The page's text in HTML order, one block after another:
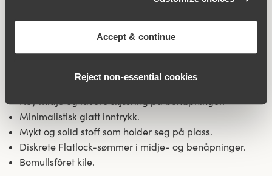
Accept & continue
Reject non‑essential cookies
lett å ta på seg og ikke «setter seg fast». Flatlock-
sømmer i midje- og benåpninger, som gjør at trusen ikke
skjærer seg inn og er veldig diskret under klærne.
Sidesømmer 16 cm i størrelse 38/40. Bomullsfôret kile.
Stoff i resirkulert tekstilfiber.
Høy midje og lavere skjæring på benåpninger.
Minimalistisk glatt inntrykk.
Mykt og solid stoff som holder seg på plass.
Diskrete Flatlock-sømmer i midje- og benåpninger.
Bomullsfôret kile.